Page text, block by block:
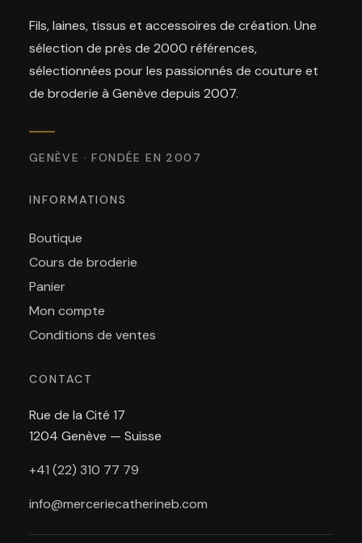
Fils, laines, tissus et accessoires de création. Une
sélection de près de 2000 références,
sélectionnées pour les passionnés de couture et
de broderie à Genève depuis 2007.
GENÈVE · FONDÉE EN 2007
INFORMATIONS
Boutique
Cours de broderie
Panier
Mon compte
Conditions de ventes
CONTACT
Rue de la Cité 17
1204 Genève — Suisse
+41 (22) 310 77 79
info@merceriecatherineb.com